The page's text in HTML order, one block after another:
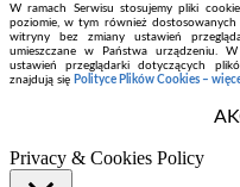
W ramach Serwisu stosujemy pliki
poziomie, w tym również
witryny bez zmiany ustawień
umieszczane w Państwa urządzeniu.
ustawień przeglądarki dotyczących
znajdują się Polityce Plików Cookies –
Privacy & Cookies Policy